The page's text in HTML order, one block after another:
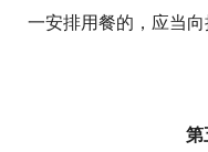
一安排用餐的，应当向